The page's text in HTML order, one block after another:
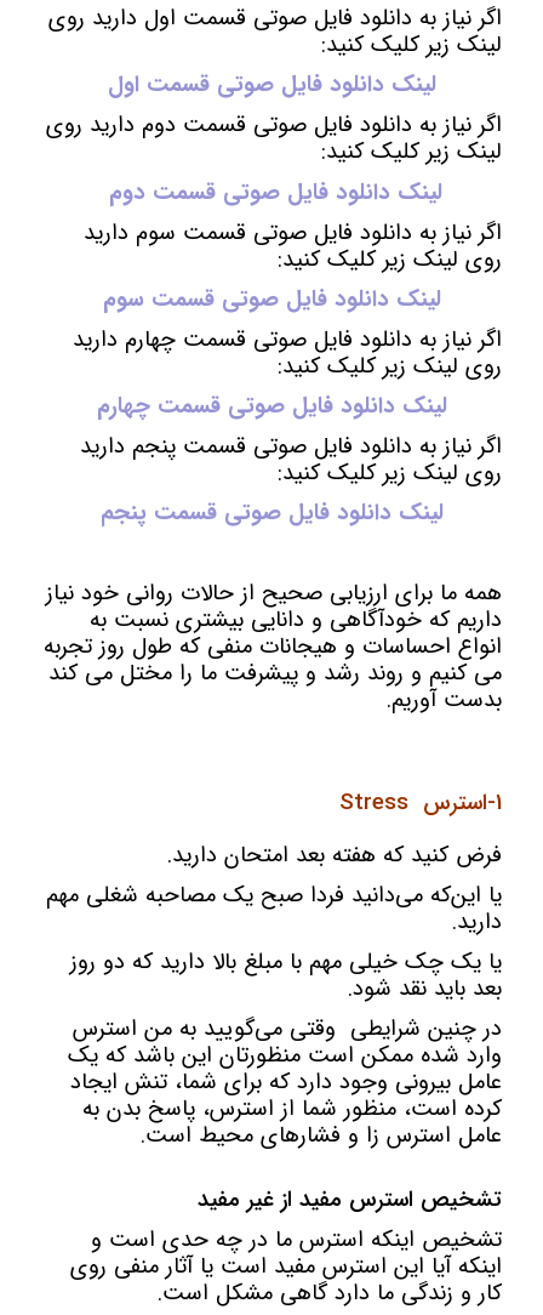
اگر نیاز به دانلود فایل صوتی قسمت اول دارید روی
لینک زیر کلیک کنید:
لینک دانلود فایل صوتی قسمت اول
اگر نیاز به دانلود فایل صوتی قسمت دوم دارید روی
لینک زیر کلیک کنید:
لینک دانلود فایل صوتی قسمت دوم
اگر نیاز به دانلود فایل صوتی قسمت سوم دارید
روی لینک زیر کلیک کنید:
لینک دانلود فایل صوتی قسمت سوم
اگر نیاز به دانلود فایل صوتی قسمت چهارم دارید
روی لینک زیر کلیک کنید:
لینک دانلود فایل صوتی قسمت چهارم
اگر نیاز به دانلود فایل صوتی قسمت پنجم دارید
روی لینک زیر کلیک کنید:
لینک دانلود فایل صوتی قسمت پنجم
همه ما برای ارزیابی صحیح از حالات روانی خود نیاز
داریم که خودآگاهی و دانایی بیشتری نسبت به
انواع احساسات و هیجانات منفی که طول روز تجربه
می کنیم و روند رشد و پیشرفت ما را مختل می کند
بدست آوریم.
1-استرس Stress
فرض کنید که هفته بعد امتحان دارید.
یا این‌که می‌دانید فردا صبح یک مصاحبه شغلی مهم
دارید.
یا یک چک خیلی مهم با مبلغ بالا دارید که دو روز
بعد باید نقد شود.
در چنین شرایطی وقتی می‌گویید به من استرس
وارد شده ممکن است منظورتان این باشد که یک
عامل بیرونی وجود دارد که برای شما، تنش ایجاد
کرده است، منظور شما از استرس، پاسخ بدن به
عامل استرس زا و فشارهای محیط است.
تشخیص استرس مفید از غیر مفید
تشخيص اينکه استرس ما در چه حدی است و
اينکه آيا اين استرس مفيد است يا آثار منفی روی
کار و زندگی ما دارد گاهی مشکل است.